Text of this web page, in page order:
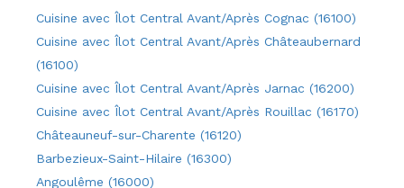
Cuisine avec Îlot Central Avant/Après Cognac (16100)
Cuisine avec Îlot Central Avant/Après Châteaubernard
(16100)
Cuisine avec Îlot Central Avant/Après Jarnac (16200)
Cuisine avec Îlot Central Avant/Après Rouillac (16170)
Châteauneuf-sur-Charente (16120)
Barbezieux-Saint-Hilaire (16300)
Angoulême (16000)